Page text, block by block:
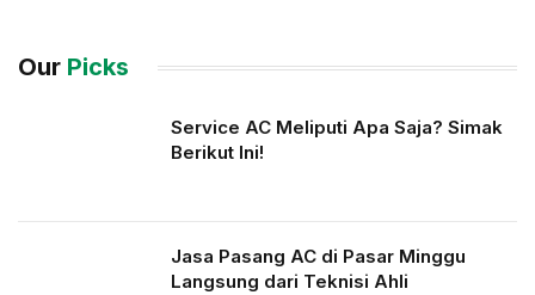
Our Picks
Service AC Meliputi Apa Saja? Simak
Berikut Ini!
Jasa Pasang AC di Pasar Minggu
Langsung dari Teknisi Ahli